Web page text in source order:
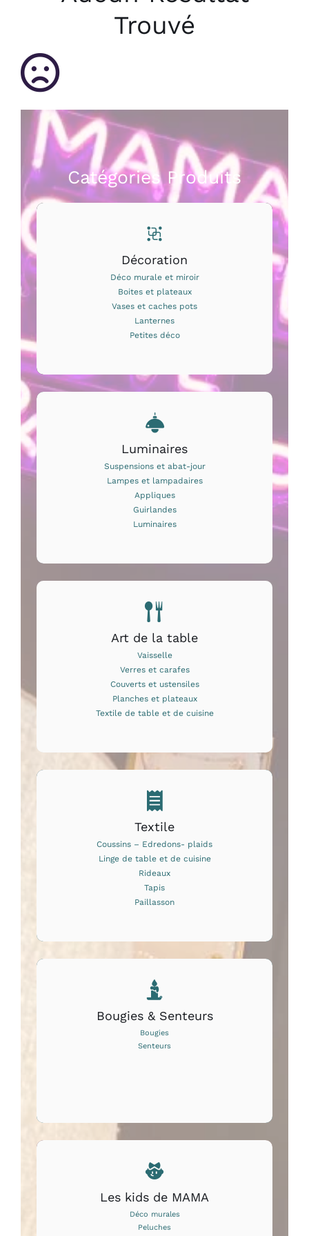
Bougies et senteurs
Les kids de MAMA
Prix canons
Gamme Made in France
Contact & accès
Trouvé
Catégories Produits
Décoration
Déco murale et miroir
Boites et plateaux
Vases et caches pots
Lanternes
Petites déco
Luminaires
Suspensions et abat-jour
Lampes et lampadaires
Appliques
Guirlandes
Luminaires
Art de la table
Vaisselle
Verres et carafes
Couverts et ustensiles
Planches et plateaux
Textile de table et de cuisine
Textile
Coussins – Edredons- plaids
Linge de table et de cuisine
Rideaux
Tapis
Paillasson
Bougies & Senteurs
Bougies
Senteurs
Les kids de MAMA
Déco murales
Peluches